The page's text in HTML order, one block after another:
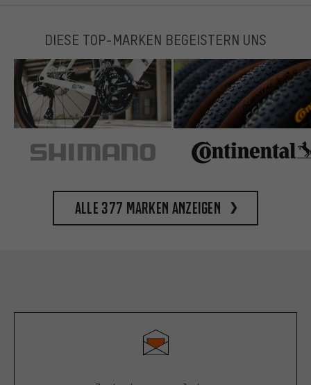
DIESE TOP-MARKEN BEGEISTERN UNS
Alle 377 Marken anzeigen